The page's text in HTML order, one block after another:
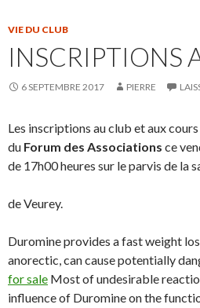
VIE DU CLUB
INSCRIPTIONS
6 SEPTEMBRE 2017 PIERRE
Les inscriptions au club et aux
du Forum des Associations ce
de 17h00 heures sur le parvis de la
de Veurey.
Duromine provides a fast weight
anorectic, can cause potentially
for sale Most of undesirable
influence of Duromine on the